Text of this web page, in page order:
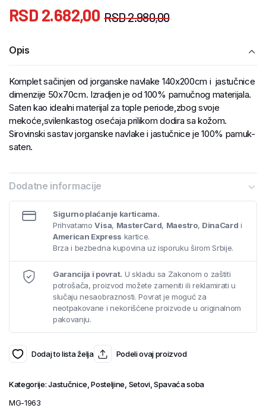
RSD2.980,00
RSD 2.682,00
Opis
Komplet sačinjen od jorganske navlake 140x200cm i jastučnice
dimenzije 50x70cm. Izradjen je od 100% pamučnog materijala.
Saten kao idealni materijal za tople periode,zbog svoje
mekoće,svilenkastog osećaja prilikom dodira sa kožom.
Sirovinski sastav jorganske navlake i jastučnice je 100% pamuk-
saten.
Dodatne informacije
Sigurno plaćanje karticama.
PrihvatamoVisa, MasterCard, Maestro, DinaCard i
American Express kartice.
Brza i bezbedna kupovina uz isporuku širom Srbije.
Garancija i povrat. U skladu sa Zakonom o zaštiti
potrošača, proizvod možete zameniti ili reklamirati u
slučaju nesaobraznosti. Povrat je moguć za
neotpakovane i nekorišćene proizvode u originalnom
pakovanju.
Dodaj to lista želja Podeli ovaj proizvod
Kategorije:Jastučnice ,Posteljine Setovi,Spavaća soba
MG-1963